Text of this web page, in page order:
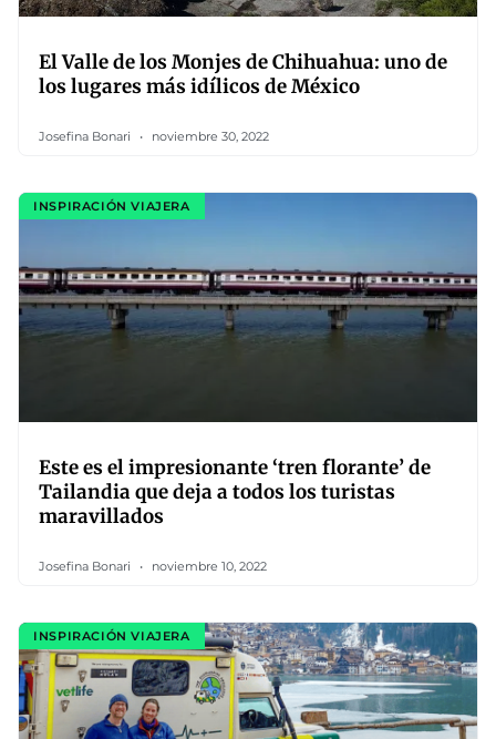
El Valle de los Monjes de Chihuahua: uno de
los lugares más idílicos de México
Josefina Bonari noviembre 30, 2022
INSPIRACIÓN VIAJERA
Este es el impresionante ‘tren florante’ de
Tailandia que deja a todos los turistas
maravillados
Josefina Bonari noviembre 10, 2022
INSPIRACIÓN VIAJERA